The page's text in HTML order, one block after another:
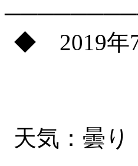
◆ 2019年7
天気：曇